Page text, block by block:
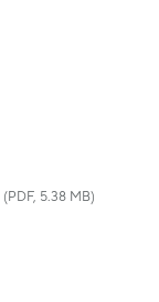
(PDF, 5.38 MB)